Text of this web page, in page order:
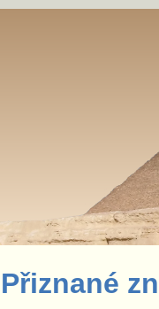
Přiznané